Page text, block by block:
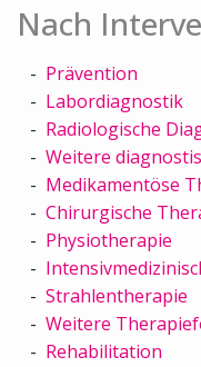
Nach
Prävention
Labordiagnostik
Radiologische
Weitere
Medikamentöse
Chirurgische
Physiotherapie
Strahlentherapie
Weitere
Rehabilitation